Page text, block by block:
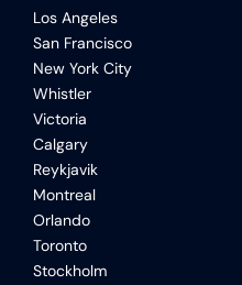
Los Angeles
San Francisco
New York City
Whistler
Victoria
Calgary
Reykjavik
Montreal
Orlando
Toronto
Stockholm